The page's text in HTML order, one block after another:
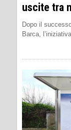
uscite tra
Dopo il
Barca,